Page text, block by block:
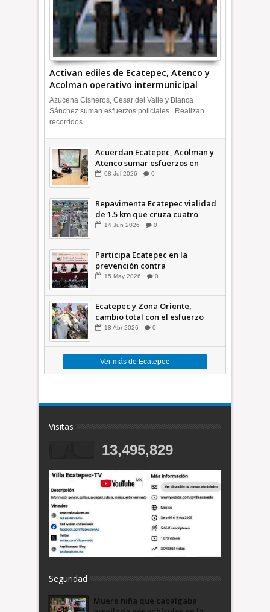
Activan ediles de Ecatepec, Atenco y
Acolman operativo intermunicipal
Azucena Cisneros, César del Valle y Blanca
Sánchez suman esfuerzos policiales | Realizan
recorridos ...
Acuerdan Ecatepec, Acolman y
Atenco sumar esfuerzos en
seguridad
08 Jul 2026 0
Repavimenta Ecatepec vialidad
de 1.5 km que cruza cuatro
comunidades +Video
14 Jun 2026 0
Participa Ecatepec en la
prevención contra
inundaciones en el Valle de
15 May 2026 0
Ecatepec y Zona Oriente,
cambio total con el esfuerzo
conjunto: Azucena; retiran 21
18 Abr 2026 0
Ver más de Ecatepec
Visitas
13,495,829
Seguridad
Muere niña que cabalgaba